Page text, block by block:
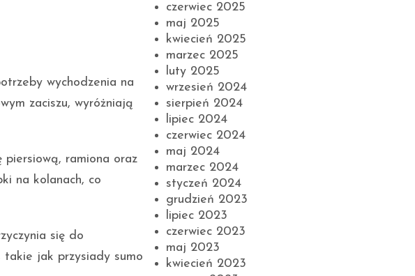
wychodzenia na
zaciszu, wyróżniają
piersiową, ramiona oraz
na kolanach, co
się do
takie jak przysiady sumo
czerwiec 2025
maj 2025
kwiecień 2025
marzec 2025
luty 2025
wrzesień 2024
sierpień 2024
lipiec 2024
czerwiec 2024
maj 2024
marzec 2024
styczeń 2024
grudzień 2023
lipiec 2023
czerwiec 2023
maj 2023
kwiecień 2023